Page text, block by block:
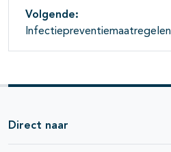
Volgende:
Infectiepreventiemaatregelen
Direct naar